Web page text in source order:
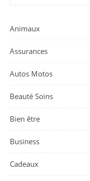
Animaux
Assurances
Autos Motos
Beauté Soins
Bien être
Business
Cadeaux